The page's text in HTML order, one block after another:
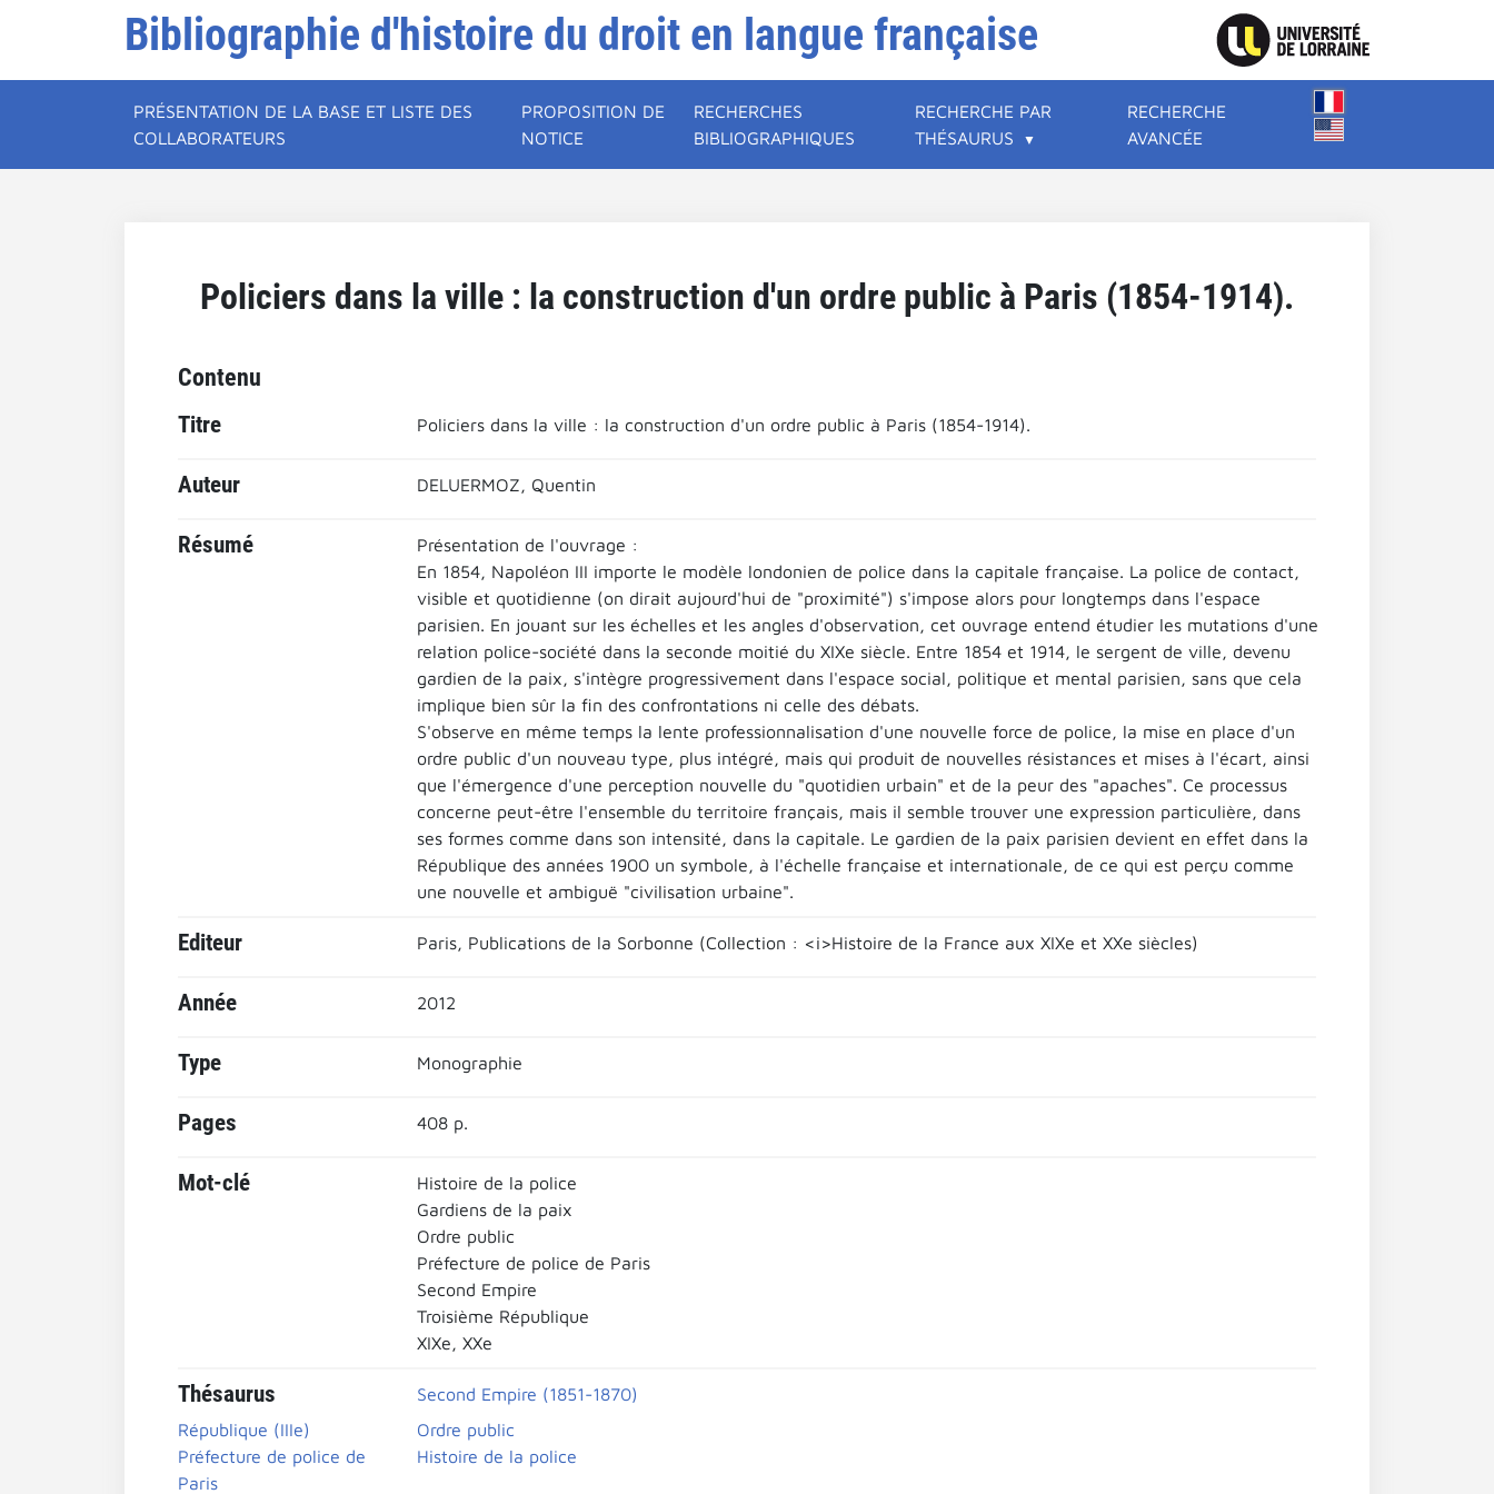
Bibliographie d'histoire du droit en langue française
PRÉSENTATION DE LA BASE ET LISTE DES
COLLABORATEURS
PROPOSITION DE
NOTICE
RECHERCHES
BIBLIOGRAPHIQUES
RECHERCHE PAR
THÉSAURUS
RECHERCHE
AVANCÉE
Policiers dans la ville : la construction d'un ordre public à Paris (1854-1914).
Contenu
Titre Policiers dans la ville : la construction d'un ordre public à Paris (1854-1914).
Auteur DELUERMOZ, Quentin
Résumé
Présentation de l'ouvrage :
En 1854, Napoléon III importe le modèle londonien de police dans la capitale française. La police de contact,
visible et quotidienne (on dirait aujourd'hui de "proximité") s'impose alors pour longtemps dans l'espace
parisien. En jouant sur les échelles et les angles d'observation, cet ouvrage entend étudier les mutations d'une
relation police-société dans la seconde moitié du XIXe siècle. Entre 1854 et 1914, le sergent de ville, devenu
gardien de la paix, s'intègre progressivement dans l'espace social, politique et mental parisien, sans que cela
implique bien sûr la fin des confrontations ni celle des débats.
S'observe en même temps la lente professionnalisation d'une nouvelle force de police, la mise en place d'un
ordre public d'un nouveau type, plus intégré, mais qui produit de nouvelles résistances et mises à l'écart, ainsi
que l'émergence d'une perception nouvelle du "quotidien urbain" et de la peur des "apaches". Ce processus
concerne peut-être l'ensemble du territoire français, mais il semble trouver une expression particulière, dans
ses formes comme dans son intensité, dans la capitale. Le gardien de la paix parisien devient en effet dans la
République des années 1900 un symbole, à l'échelle française et internationale, de ce qui est perçu comme
une nouvelle et ambiguë "civilisation urbaine".
Editeur Paris, Publications de la Sorbonne (Collection : <i>Histoire de la France aux XIXe et XXe siècles)
Année 2012
Type Monographie
Pages 408 p.
Mot-clé
Histoire de la police
Gardiens de la paix
Ordre public
Préfecture de police de Paris
Second Empire
Troisième République
XIXe, XXe
Thésaurus
Second Empire (1851-1870)
République (IIIe)
Ordre public
Préfecture de police de
Paris
Histoire de la police